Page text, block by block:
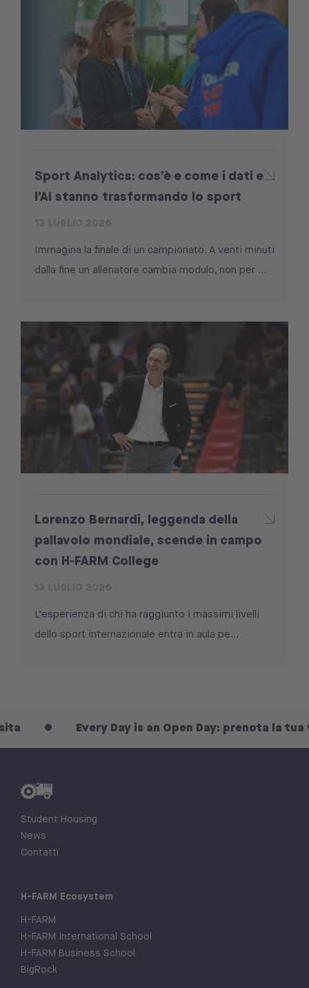
Sport Analytics: cos’è e come i dati e
l’AI stanno trasformando lo sport
Immagina la finale di un campionato. A venti minuti
dalla fine un allenatore cambia modulo, non per ...
Lorenzo Bernardi, leggenda della
pallavolo mondiale, scende in campo
con H-FARM College
L’esperienza di chi ha raggiunto i massimi livelli
dello sport internazionale entra in aula pe...
Every Day is an Open Day: prenota la tua visita
Student Housing
News
Contatti
H-FARM Ecosystem
H-FARM
H-FARM International School
H-FARM Business School
BigRock